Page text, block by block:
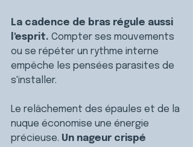
La cadence de bras régule aussi
l'esprit. Compter ses mouvements
ou se répéter un rythme interne
empêche les pensées parasites de
s'installer.
Le relâchement des épaules et de la
nuque économise une énergie
précieuse. Un nageur crispé